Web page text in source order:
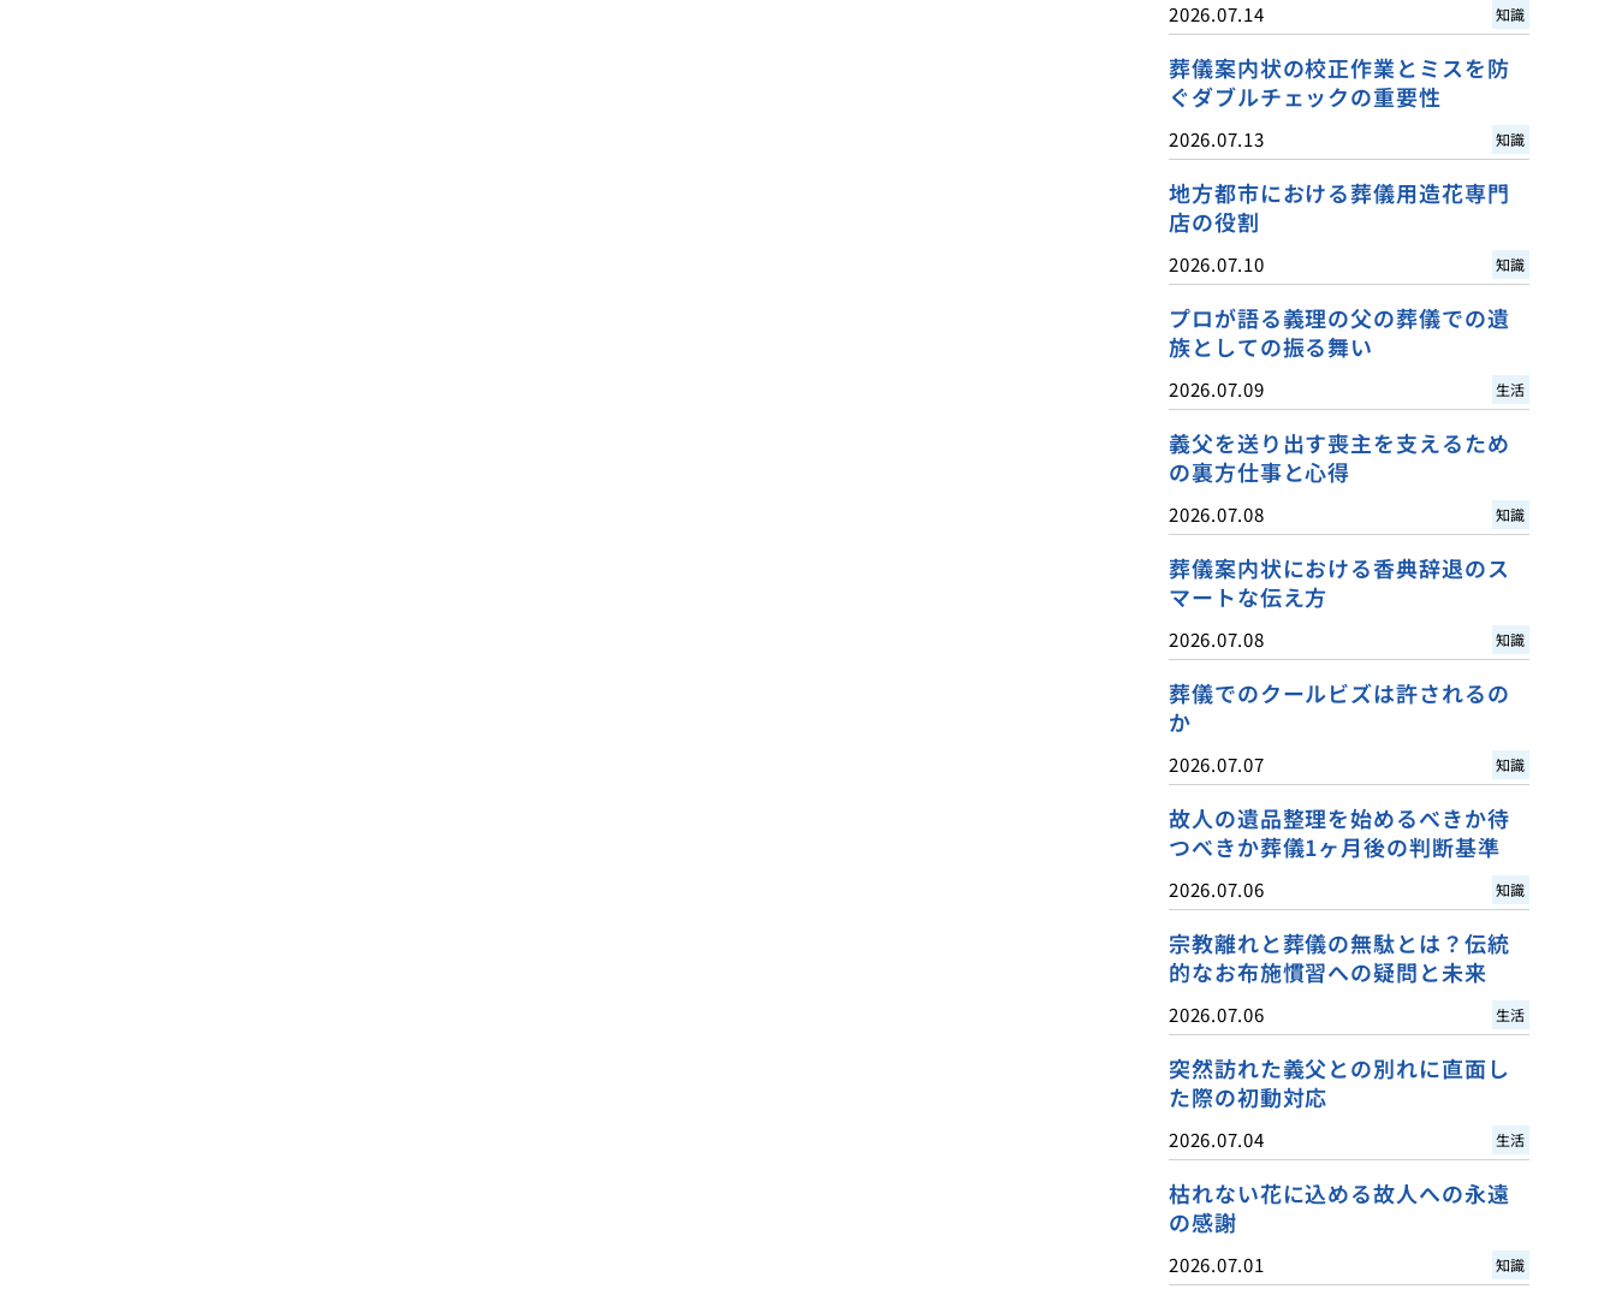
2026.07.14 知識
葬儀案内状の校正作業とミスを防
ぐダブルチェックの重要性
2026.07.13 知識
地方都市における葬儀用造花専門
店の役割
2026.07.10 知識
プロが語る義理の父の葬儀での遺
族としての振る舞い
2026.07.09 生活
義父を送り出す喪主を支えるため
の裏方仕事と心得
2026.07.08 知識
葬儀案内状における香典辞退のス
マートな伝え方
2026.07.08 知識
葬儀でのクールビズは許されるの
か
2026.07.07 知識
故人の遺品整理を始めるべきか待
つべきか葬儀1ヶ月後の判断基準
2026.07.06 知識
宗教離れと葬儀の無駄とは？伝統
的なお布施慣習への疑問と未来
2026.07.06 生活
突然訪れた義父との別れに直面し
た際の初動対応
2026.07.04 生活
枯れない花に込める故人への永遠
の感謝
2026.07.01 知識